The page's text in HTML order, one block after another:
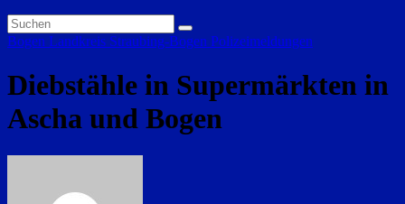
Bogen Landkreis Straubing-Bogen Polizeimeldungen
Diebstähle in Supermärkten in
Ascha und Bogen